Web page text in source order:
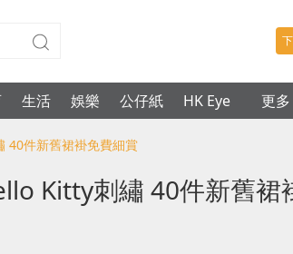
生活 娛樂 公仔紙 HK Eye 更多
40件新舊裙褂免費細賞
Kitty刺繡 40件新舊裙